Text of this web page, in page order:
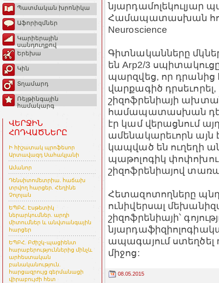
Պատմական խրոնիկա
Աֆորիզմներ
Կարիերային
սանդուղքով
Երեխա
Կին
Տղամարդ
Ռեյթինգային
համակարգ
ՎԵՐՋԻՆ
ՀՈԴՎԱԾՆԵՐԸ
Ի հիշատակ պրոֆեսոր
Արտավազդ Սահակյանի
Ամանոր
Դենսիտոմետրիա. հաճախ
տրվող հարցեր. Հեղինե
Չոլոյան
ԵՊԲՀ. Էսթետիկ
ներարկումներ. արդի
միտումներ և անվտանգային
հարցեր
ԵՊԲՀ. Բժիշկ-պացիենտ
հարաբերություններից մինչև
արհեստական
բանականություն.
հարցազրույց գերմանացի
վիրաբույժի հետ
նյարդամոլեկուլյար
Համապատասխան
Neuroscience
Գիտնականները
են Arp2/3
պարզվեց, որ դրանից
վարքագիծ
շիզոֆրենիայի
համապատասխան
էր կամ վերացնում
ամենակարեւորն այն
կապված են ուղեղի
պաթոլոգիկ
շիզոֆրենիայով
Հետազոտողները
ունիվերսալ
շիզոֆրենիայի՝
ապագայում ստեղծել
միջոց:
08.05.2015